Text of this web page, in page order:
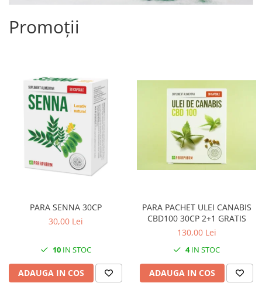
Promoții
PARA SENNA 30CP
30,00 Lei
10IN STOC
ADAUGA IN COS
PARA PACHET ULEI CANABIS
CBD100 30CP 2+1 GRATIS
130,00 Lei
4IN STOC
ADAUGA IN COS